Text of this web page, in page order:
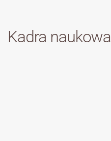
Kadra naukowa